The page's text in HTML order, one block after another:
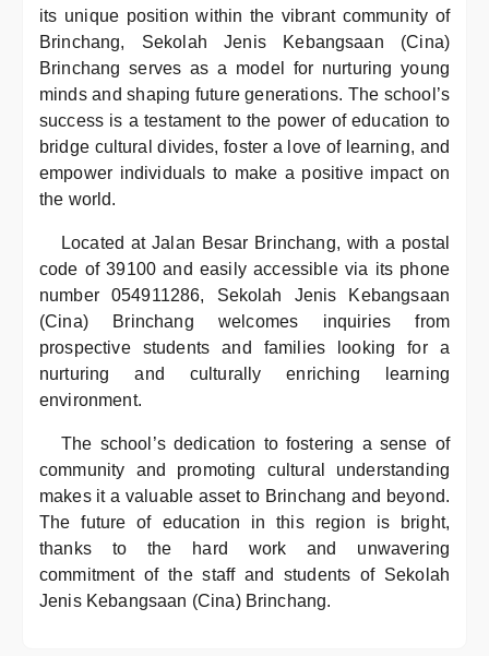
its unique position within the vibrant community of
Brinchang, Sekolah Jenis Kebangsaan (Cina)
Brinchang serves as a model for nurturing young
minds and shaping future generations. The school’s
success is a testament to the power of education to
bridge cultural divides, foster a love of learning, and
empower individuals to make a positive impact on
the world.
Located at Jalan Besar Brinchang, with a postal
code of 39100 and easily accessible via its phone
number 054911286, Sekolah Jenis Kebangsaan
(Cina) Brinchang welcomes inquiries from
prospective students and families looking for a
nurturing and culturally enriching learning
environment.
The school’s dedication to fostering a sense of
community and promoting cultural understanding
makes it a valuable asset to Brinchang and beyond.
The future of education in this region is bright,
thanks to the hard work and unwavering
commitment of the staff and students of Sekolah
Jenis Kebangsaan (Cina) Brinchang.